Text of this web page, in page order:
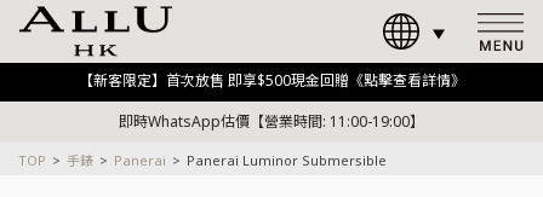
【新客限定】首次放售 即享$500現金回贈《點擊查看詳情》
即時WhatsApp估價【營業時間: 11:00-19:00】
TOP 手錶 Panerai Panerai Luminor Submersible